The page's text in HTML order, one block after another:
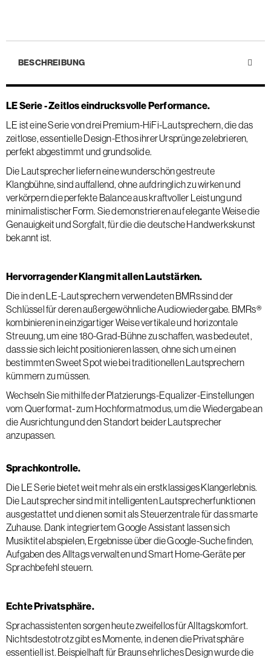
BESCHREIBUNG
LE Serie - Zeitlos eindrucksvolle Performance.
LE ist eine Serie von drei Premium-HiFi-Lautsprechern, die das
zeitlose, essentielle Design-Ethos ihrer Ursprünge zelebrieren,
perfekt abgestimmt und grundsolide.
Die Lautsprecher liefern eine wunderschön gestreute
Klangbühne, sind auffallend, ohne aufdringlich zu wirken und
verkörpern die perfekte Balance aus kraftvoller Leistung und
minimalistischer Form. Sie demonstrieren auf elegante Weise die
Genauigkeit und Sorgfalt, für die die deutsche Handwerkskunst
bekannt ist.
Hervorragender Klang mit allen Lautstärken.
Die in den LE-Lautsprechern verwendeten BMRs sind der
Schlüssel für deren außergewöhnliche Audiowiedergabe. BMRs®
kombinieren in einzigartiger Weise vertikale und horizontale
Streuung, um eine 180-Grad-Bühne zu schaffen, was bedeutet,
dass sie sich leicht positionieren lassen, ohne sich um einen
bestimmten Sweet Spot wie bei traditionellen Lautsprechern
kümmern zu müssen.
Wechseln Sie mithilfe der Platzierungs-Equalizer-Einstellungen
vom Querformat- zum Hochformatmodus, um die Wiedergabe an
die Ausrichtung und den Standort beider Lautsprecher
anzupassen.
Sprachkontrolle.
Die LE Serie bietet weit mehr als ein erstklassiges Klangerlebnis.
Die Lautsprecher sind mit intelligenten Lautsprecherfunktionen
ausgestattet und dienen somit als Steuerzentrale für das smarte
Zuhause. Dank integriertem Google Assistant lassen sich
Musiktitel abspielen, Ergebnisse über die Google-Suche finden,
Aufgaben des Alltags verwalten und Smart Home-Geräte per
Sprachbefehl steuern.
Echte Privatsphäre.
Sprachassistenten sorgen heute zweifellos für Alltagskomfort.
Nichtsdestotrotz gibt es Momente, in denen die Privatsphäre
essentiell ist. Beispielhaft für Brauns ehrliches Design wurde die